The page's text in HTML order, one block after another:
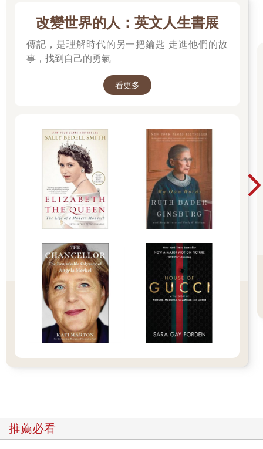
改變世界的人：英文人生書展
傳記，是理解時代的另一把鑰匙 走進他們的故
事，找到自己的勇氣
看更多
推薦必看